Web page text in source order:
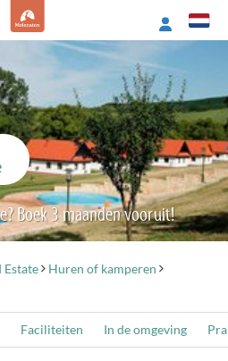
Boek 3 maanden vooruit!
Estate
Huren of kamperen
Faciliteiten In de omgeving